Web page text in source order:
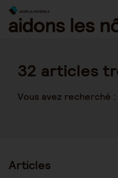
Skip
content
32 articles
Vous avez recherché
Articles